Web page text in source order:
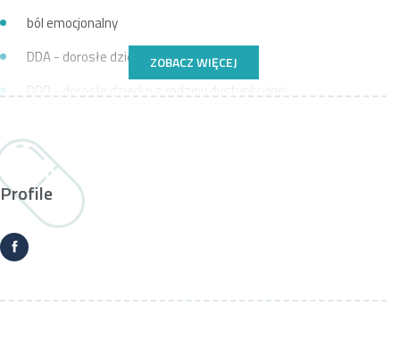
ból emocjonalny
DDA - dorosłe dzieci alkoholików
DDD - dorosłe dziecko z rodziny dysfunkcyjnej
niskie poczucie własnej wartości
Rozwój osobisty
ADHD
ZOBACZ WIĘCEJ
Profile